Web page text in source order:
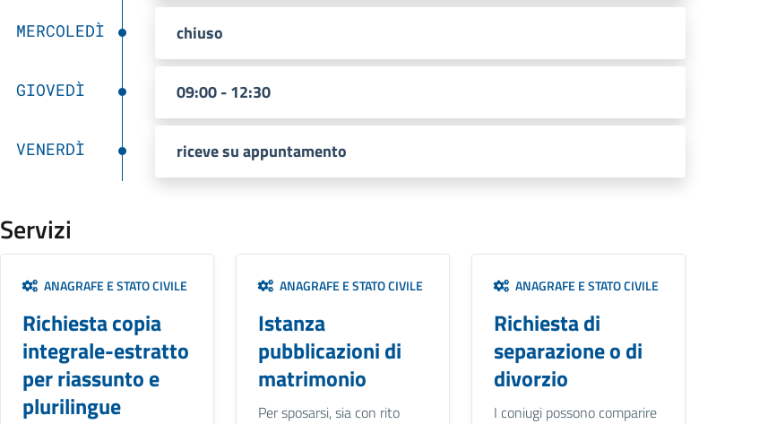
MERCOLEDÌ chiuso
GIOVEDÌ 09:00 - 12:30
VENERDÌ riceve su appuntamento
Servizi
ANAGRAFE E STATO CIVILE
Richiesta copia
integrale-estratto
per riassunto e
plurilingue
ANAGRAFE E STATO CIVILE
Istanza
pubblicazioni di
matrimonio
Per sposarsi, sia con rito
ANAGRAFE E STATO CIVILE
Richiesta di
separazione o di
divorzio
I coniugi possono comparire